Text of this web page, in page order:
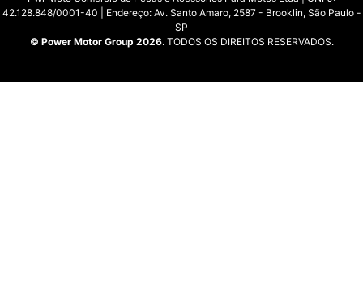
42.128.848/0001-40 | Endereço: Av. Santo Amaro, 2587 - Brooklin, São Paulo -
SP
© Power Motor Group 2026. TODOS OS DIREITOS RESERVADOS.